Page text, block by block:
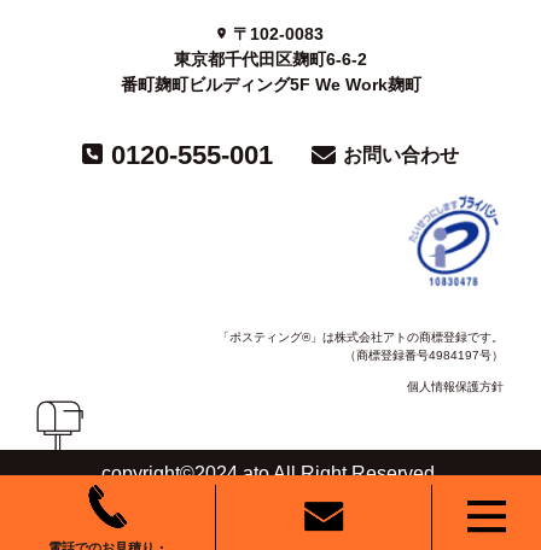
〒102-0083
東京都千代田区麹町6-6-2
番町麹町ビルディング5F We Work麹町
0120-555-001 お問い合わせ
「ポスティング®」は株式会社アトの商標登録です。
（商標登録番号4984197号）
個人情報保護方針
copyright©2024 ato All Right Reserved.